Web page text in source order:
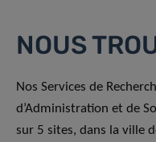
NOUS
Nos Services de
d’Administration et de
sur 5 sites, dans la ville